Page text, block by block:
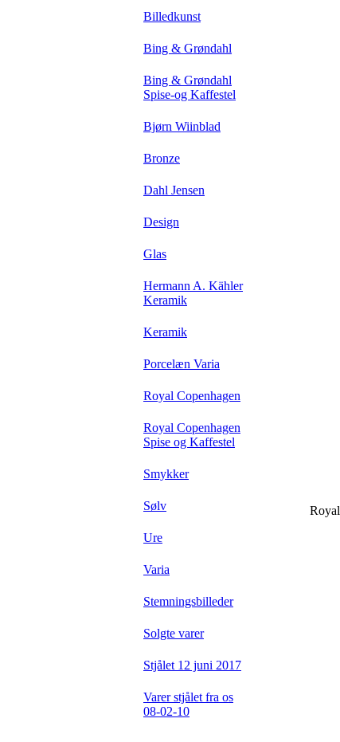
Billedkunst
Bing & Grøndahl
Bing & Grøndahl
Spise-og Kaffestel
Bjørn Wiinblad
Bronze
Dahl Jensen
Design
Glas
Hermann A. Kähler
Keramik
Keramik
Porcelæn Varia
Royal Copenhagen
Royal Copenhagen
Spise og Kaffestel
Smykker
Sølv
Ure
Varia
Stemningsbilleder
Solgte varer
Stjålet 12 juni 2017
Varer stjålet fra os
08-02-10